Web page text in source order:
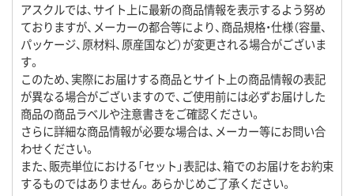
アスクルでは、サイト上に最新の商品情報を表示するよう努め
ておりますが、メーカーの都合等により、商品規格・仕様（容量、
パッケージ、原材料、原産国など）が変更される場合がございま
す。
このため、実際にお届けする商品とサイト上の商品情報の表記
が異なる場合がございますので、ご使用前には必ずお届けした
商品の商品ラベルや注意書きをご確認ください。
さらに詳細な商品情報が必要な場合は、メーカー等にお問い合
わせください。
また、販売単位における「セット」表記は、箱でのお届けをお約束
するものではありません。あらかじめご了承ください。